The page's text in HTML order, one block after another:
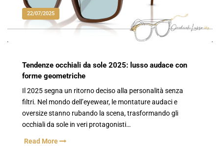
22/07/2025
Tendenze occhiali da sole 2025: lusso audace con
forme geometriche
Il 2025 segna un ritorno deciso alla personalità senza
filtri. Nel mondo dell’eyewear, le montature audaci e
oversize stanno rubando la scena, trasformando gli
occhiali da sole in veri protagonisti…
Read More